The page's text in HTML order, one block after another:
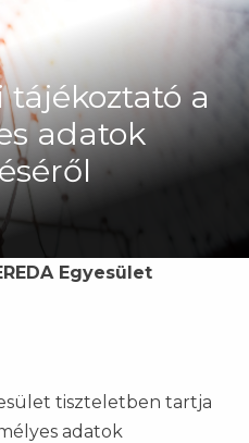
a
adatok
Egyesület
tiszteletben tartja
adatok